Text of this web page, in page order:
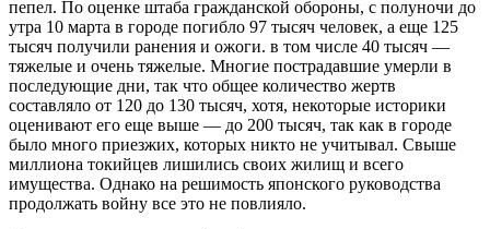
пепел. По оценке штаба гражданской обороны, с полуночи до
утра 10 марта в городе погибло 97 тысяч человек, а еще 125
тысяч получили ранения и ожоги. в том числе 40 тысяч —
тяжелые и очень тяжелые. Многие пострадавшие умерли в
последующие дни, так что общее количество жертв
составляло от 120 до 130 тысяч, хотя, некоторые историки
оценивают его еще выше — до 200 тысяч, так как в городе
было много приезжих, которых никто не учитывал. Свыше
миллиона токийцев лишились своих жилищ и всего
имущества. Однако на решимость японского руководства
продолжать войну все это не повлияло.